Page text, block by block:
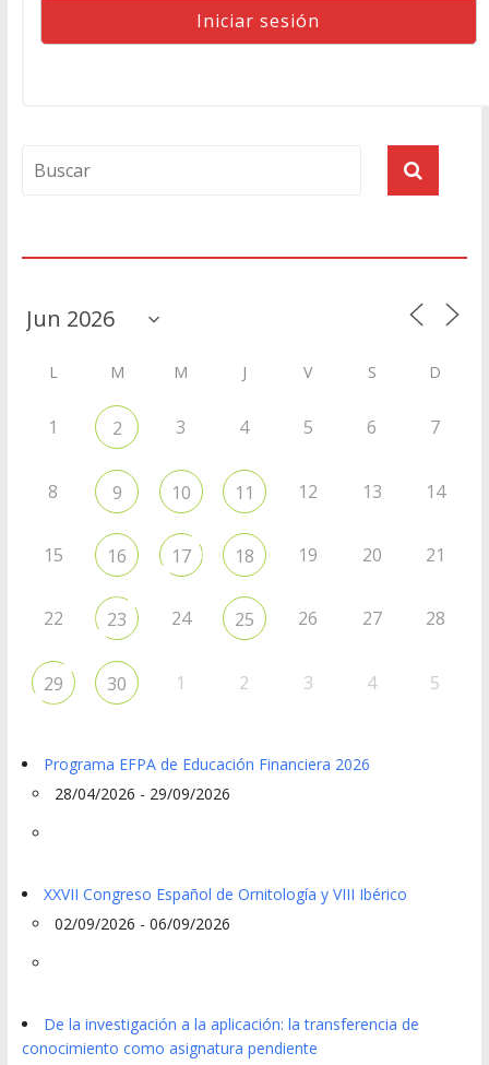
L M M J V S D
1 2 3 4 5 6 7
8 9 10 11 12 13 14
15 16 17 18 19 20 21
22 23 24 25 26 27 28
29 30 1 2 3 4 5
Programa EFPA de Educación Financiera 2026
28/04/2026 - 29/09/2026
XXVII Congreso Español de Ornitología y VIII Ibérico
02/09/2026 - 06/09/2026
De la investigación a la aplicación: la transferencia de
conocimiento como asignatura pendiente